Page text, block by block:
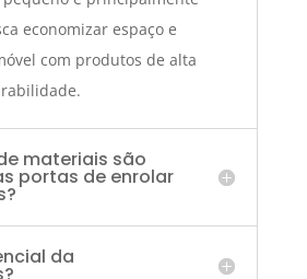
economizar espaço e
com produtos de alta
materiais são
portas de enrolar
da